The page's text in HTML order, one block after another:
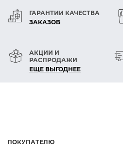
ГАРАНТИИ КАЧЕСТВА
ЗАКАЗОВ
АКЦИИ И
РАСПРОДАЖИ
ЕЩЕ ВЫГОДНЕЕ
ПОКУПАТЕЛЮ